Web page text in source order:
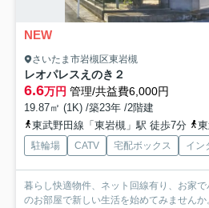
NEW
さいたま市岩槻区東岩槻
レオパレスえのき２
6.6万円 管理/共益費6,000円
19.87㎡ (1K) /築23年 /2階建
東武野田線「東岩槻」駅 徒歩7分
東
駐輪場 CATV 宅配ボックス イン
暮らし快適物件、ネット回線有り、お家
のお部屋で新しい生活を始めてみません